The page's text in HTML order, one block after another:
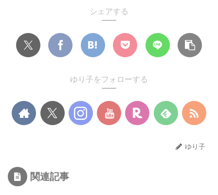
シェアする
ゆり子をフォローする
ゆり子
関連記事